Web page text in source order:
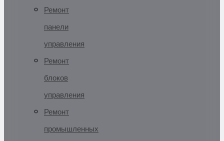
Ремонт
панели
управления
Ремонт
блоков
управления
Ремонт
промышленных